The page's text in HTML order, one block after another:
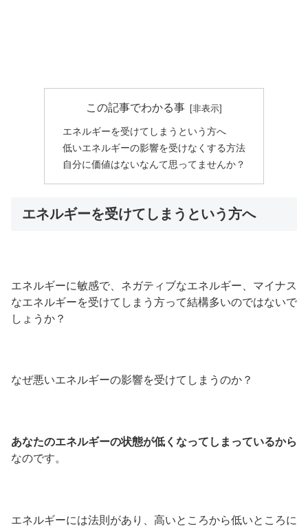
この記事でわかる事
エネルギーを受けてしまうという方へ
低いエネルギーの影響を受けなくする方法
自分に価値はないなんて思ってませんか？
エネルギーを受けてしまうという方へ
エネルギーに敏感で、ネガティブなエネルギー、マイナス
なエネルギーを受けてしまう方って結構多いのではないで
しょうか？
なぜ悪いエネルギーの影響を受けてしまうのか？
あなたのエネルギーの状態が低くなってしまっているから
なのです。
エネルギーには法則があり、高いところから低いところに